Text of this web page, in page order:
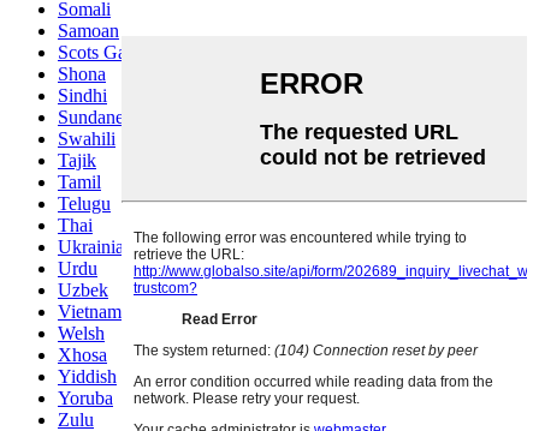
Somali
Samoan
Scots Gaelic
Shona
Sindhi
Sundanese
Swahili
Tajik
Tamil
Telugu
Thai
Ukrainian
Urdu
Uzbek
Vietnamese
Welsh
Xhosa
Yiddish
Yoruba
Zulu